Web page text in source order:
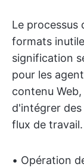
Le processus
formats
signification
pour les
contenu
d'intégrer
flux de travail.
• Opération